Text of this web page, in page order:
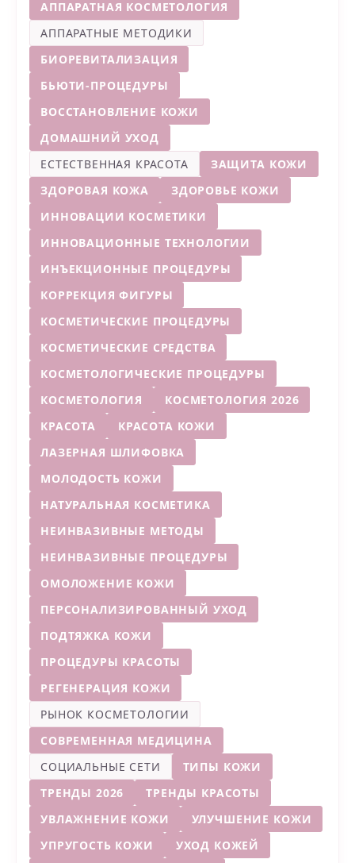
АППАРАТНАЯ КОСМЕТОЛОГИЯ
АППАРАТНЫЕ МЕТОДИКИ
БИОРЕВИТАЛИЗАЦИЯ
БЬЮТИ-ПРОЦЕДУРЫ
ВОССТАНОВЛЕНИЕ КОЖИ
ДОМАШНИЙ УХОД
ЕСТЕСТВЕННАЯ КРАСОТА
ЗАЩИТА КОЖИ
ЗДОРОВАЯ КОЖА
ЗДОРОВЬЕ КОЖИ
ИННОВАЦИИ КОСМЕТИКИ
ИННОВАЦИОННЫЕ ТЕХНОЛОГИИ
ИНЪЕКЦИОННЫЕ ПРОЦЕДУРЫ
КОРРЕКЦИЯ ФИГУРЫ
КОСМЕТИЧЕСКИЕ ПРОЦЕДУРЫ
КОСМЕТИЧЕСКИЕ СРЕДСТВА
КОСМЕТОЛОГИЧЕСКИЕ ПРОЦЕДУРЫ
КОСМЕТОЛОГИЯ
КОСМЕТОЛОГИЯ 2026
КРАСОТА
КРАСОТА КОЖИ
ЛАЗЕРНАЯ ШЛИФОВКА
МОЛОДОСТЬ КОЖИ
НАТУРАЛЬНАЯ КОСМЕТИКА
НЕИНВАЗИВНЫЕ МЕТОДЫ
НЕИНВАЗИВНЫЕ ПРОЦЕДУРЫ
ОМОЛОЖЕНИЕ КОЖИ
ПЕРСОНАЛИЗИРОВАННЫЙ УХОД
ПОДТЯЖКА КОЖИ
ПРОЦЕДУРЫ КРАСОТЫ
РЕГЕНЕРАЦИЯ КОЖИ
РЫНОК КОСМЕТОЛОГИИ
СОВРЕМЕННАЯ МЕДИЦИНА
СОЦИАЛЬНЫЕ СЕТИ
ТИПЫ КОЖИ
ТРЕНДЫ 2026
ТРЕНДЫ КРАСОТЫ
УВЛАЖНЕНИЕ КОЖИ
УЛУЧШЕНИЕ КОЖИ
УПРУГОСТЬ КОЖИ
УХОД КОЖЕЙ